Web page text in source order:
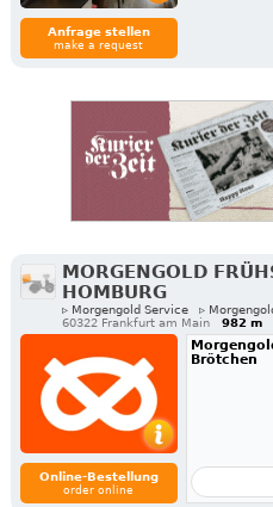
Anfrage stellen
make a request
MORGENGOLD
HOMBURG
▹ Morgengold Service
▹
60322 Frankfurt am Main
982 m
Online-Bestellung
order online
Brötchen